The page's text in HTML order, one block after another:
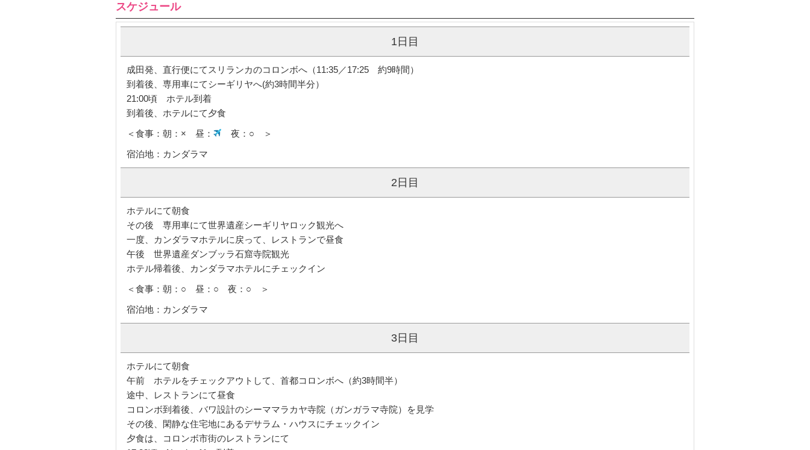
スケジュール
1日目
成田発、直行便にてスリランカのコロンボへ（11:35／17:25 約9時間）
到着後、専用車にてシーギリヤへ(約3時間半分）
21:00頃 ホテル到着
到着後、ホテルにて夕食
＜食事：朝：× 昼：
夜：○ ＞
宿泊地：カンダラマ
2日目
ホテルにて朝食
その後 専用車にて世界遺産シーギリヤロック観光へ
一度、カンダラマホテルに戻って、レストランで昼食
午後 世界遺産ダンブッラ石窟寺院観光
ホテル帰着後、カンダラマホテルにチェックイン
＜食事：朝：○ 昼：○ 夜：○ ＞
宿泊地：カンダラマ
3日目
ホテルにて朝食
午前 ホテルをチェックアウトして、首都コロンボへ（約3時間半）
途中、レストランにて昼食
コロンボ到着後、バワ設計のシーママラカヤ寺院（ガンガラマ寺院）を見学
その後、閑静な住宅地にあるデサラム・ハウスにチェックイン
夕食は、コロンボ市街のレストランにて